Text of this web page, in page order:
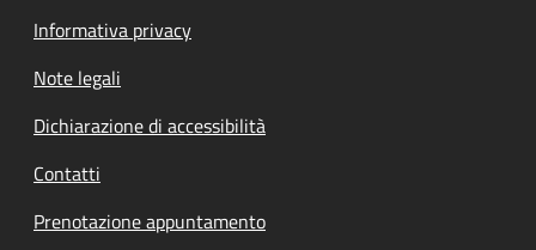
Informativa privacy
Note legali
Dichiarazione di accessibilità
Contatti
Prenotazione appuntamento